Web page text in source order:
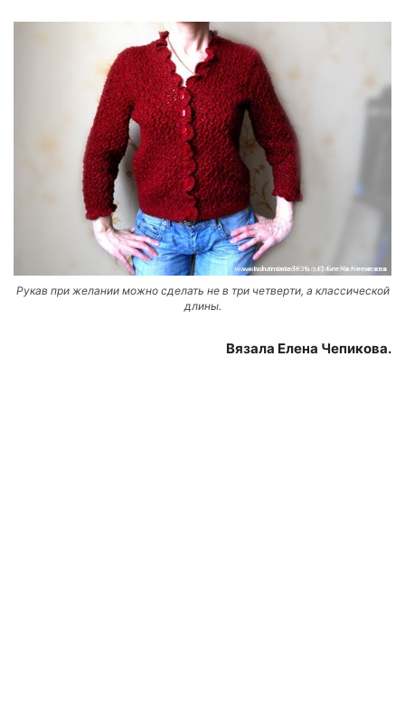
Рукав при желании можно сделать не в три четверти, а классической
длины.
Вязала Елена Чепикова.